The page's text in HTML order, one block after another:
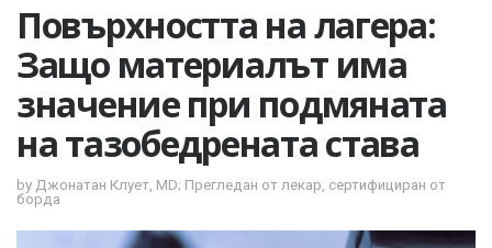
Повърхността на лагера:
Защо материалът има
значение при подмяната
на тазобедрената става
by Джонатан Клует, MD; Прегледан от лекар, сертифициран от
борда